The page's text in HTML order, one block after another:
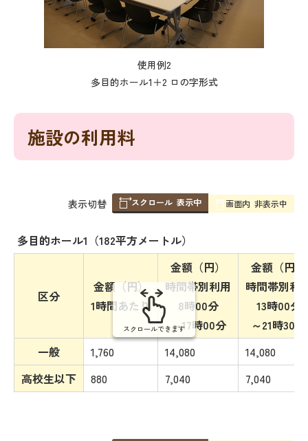
使用例2
多目的ホール1＋2 ロの字形式
施設の利用料
表
み
の
表示切替 スクロール 表示中 画面内 非表示中
多目的ホール1（182平方メートル）
区分
金額（円）
1時間あたり
金額（円）
時間帯別利用
8時00分
～17時00分
金額（円）
時間帯別利
13時00分
～21時30分
一般
1,760 14,080
14,080
高校生以下
880 7,040 7,040
スクロールできます